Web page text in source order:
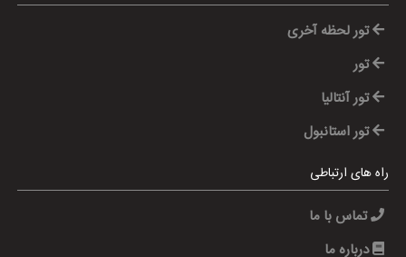
تور لحظه آخری
تور
تور آنتالیا
تور استانبول
راه های ارتباطی
تماس با ما
درباره ما